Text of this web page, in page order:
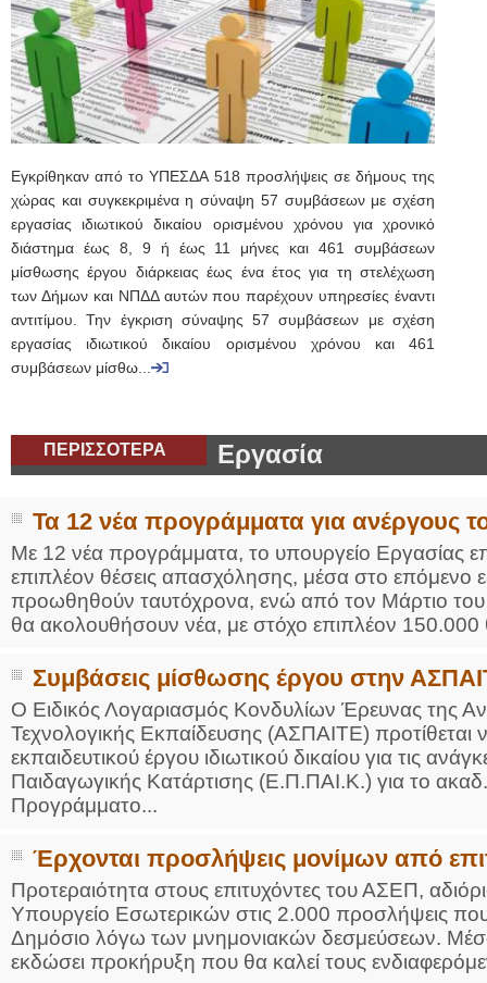
Εγκρίθηκαν από το ΥΠΕΣΔΑ 518 προσλήψεις σε δήμους της
χώρας και συγκεκριμένα η σύναψη 57 συμβάσεων με σχέση
εργασίας ιδιωτικού δικαίου ορισμένου χρόνου για χρονικό
διάστημα έως 8, 9 ή έως 11 μήνες και 461 συμβάσεων
μίσθωσης έργου διάρκειας έως ένα έτος για τη στελέχωση
των Δήμων και ΝΠΔΔ αυτών που παρέχουν υπηρεσίες έναντι
αντιτίμου. Την έγκριση σύναψης 57 συμβάσεων με σχέση
εργασίας ιδιωτικού δικαίου ορισμένου χρόνου και 461
συμβάσεων μίσθω...
ΠΕΡΙΣΣΟΤΕΡΑ Εργασία
Τα 12 νέα προγράμματα για ανέργους
Με 12 νέα προγράμματα, το υπουργείο Εργασίας
επιπλέον θέσεις απασχόλησης, μέσα στο
προωθηθούν ταυτόχρονα, ενώ από τον Μάρτιο του
θα ακολουθήσουν νέα, με στόχο επιπλέον 150.000
Συμβάσεις μίσθωσης έργου στην
Ο Ειδικός Λογαριασμός Κονδυλίων Έρευνας της
Τεχνολογικής Εκπαίδευσης (ΑΣΠΑΙΤΕ) προτίθεται
εκπαιδευτικού έργου ιδιωτικού δικαίου για τις
Παιδαγωγικής Κατάρτισης (Ε.Π.ΠΑΙ.Κ.) για το
Προγράμματο...
Έρχονται προσλήψεις μονίμων από
Προτεραιότητα στους επιτυχόντες του ΑΣΕΠ,
Υπουργείο Εσωτερικών στις 2.000 προσλήψεις
Δημόσιο λόγω των μνημονιακών δεσμεύσεων.
εκδώσει προκήρυξη που θα καλεί τους